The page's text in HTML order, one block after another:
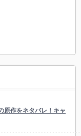
原作をネタバレ！キャ